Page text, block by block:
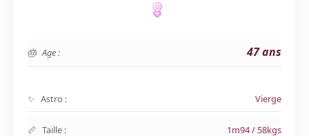
Age : 47 ans
Astro : Vierge
Taille : 1m94 / 58kgs